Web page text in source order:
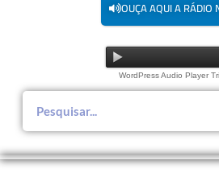
OUÇA AQUI A RÁDIO
WordPress Audio Player